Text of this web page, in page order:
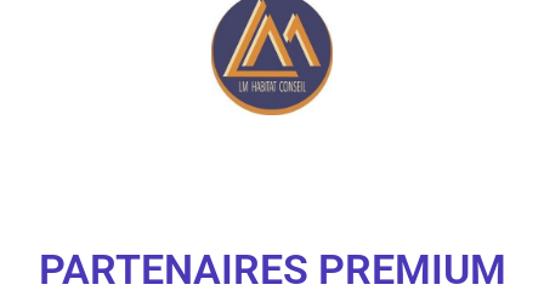
PARTENAIRES PREMIUM